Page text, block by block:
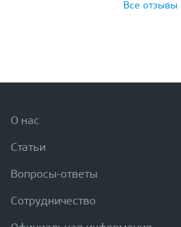
Все отзывы
О нас
Статьи
Вопросы-ответы
Сотрудничество